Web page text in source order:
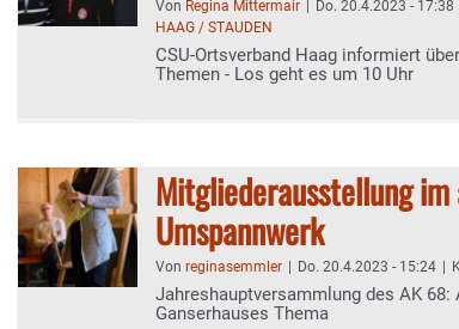
Von Regina Mittermair Do. 20.4.2023 - 17:38
HAAG / STAUDEN
CSU-Ortsverband Haag informiert
Themen - Los geht es um 10 Uhr
Mitgliederausstellung
Umspannwerk
Von reginasemmler Do. 20.4.2023 - 15:24
Jahreshauptversammlung des AK 68:
Ganserhauses Thema